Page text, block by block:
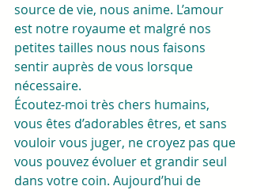
source de vie, nous anime. L’amour
est notre royaume et malgré nos
petites tailles nous nous faisons
sentir auprès de vous lorsque
nécessaire.
Écoutez-moi très chers humains,
vous êtes d’adorables êtres, et sans
vouloir vous juger, ne croyez pas que
vous pouvez évoluer et grandir seul
dans votre coin. Aujourd’hui de